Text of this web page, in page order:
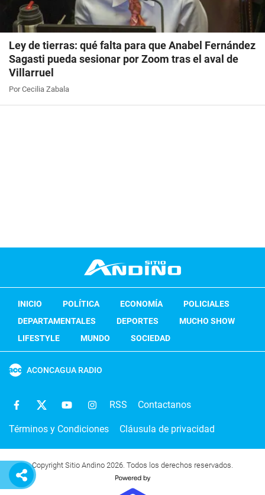
Ley de tierras: qué falta para que Anabel Fernández
Sagasti pueda sesionar por Zoom tras el aval de
Villarruel
Por Cecilia Zabala
INICIO POLÍTICA ECONOMÍA
POLICIALES
DEPARTAMENTALES
DEPORTES
MUCHO SHOW
LIFESTYLE
MUNDO SOCIEDAD
ACONCAGUA RADIO
RSS Contactanos
Términos y Condiciones Cláusula de privacidad
Copyright Sitio Andino 2026. Todos los derechos reservados.